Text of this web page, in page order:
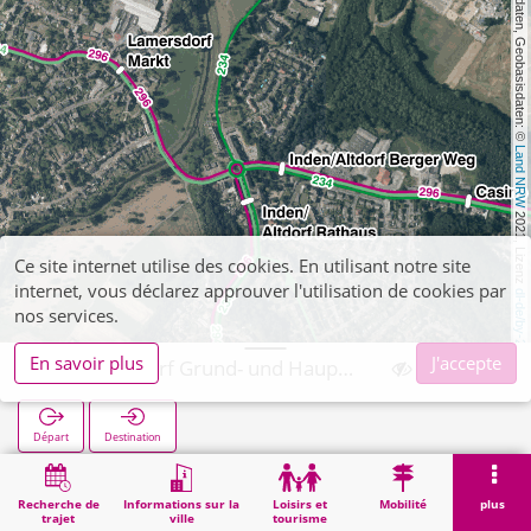
, Kartendaten, Geobasisdaten: ©
Land NRW
2021, Lizenz
dl-de/by-2-0
Recherche de
trajet
Informations sur la
ville
Loisirs et
tourisme
Mobilité plus
Départ Destination
Démarrage Inden/Altdorf Grund- und Hauptschule
Ce site internet utilise des cookies. En utilisant notre site
internet, vous déclarez approuver l'utilisation de cookies par
nos services.
En savoir plus
J'accepte